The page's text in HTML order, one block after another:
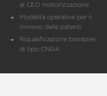
al CED motorizzazione
Modalità operative per il
rinnovo delle patenti
Riqualificazione bombole
di tipo CNG4